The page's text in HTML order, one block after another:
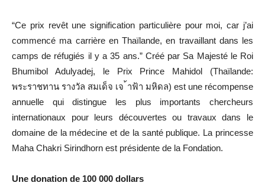
“Ce prix revêt une signification particulière pour moi, car j’ai
commencé ma carrière en Thaïlande, en travaillant dans les
camps de réfugiés il y a 35 ans.” Créé par Sa Majesté le Roi
Bhumibol Adulyadej, le Prix Prince Mahidol (Thaïlande:
พระราชทาน รางวัล สมเด็จ เจ ้าฟ้า มหิดล) est une récompense
annuelle qui distingue les plus importants chercheurs
internationaux pour leurs découvertes ou travaux dans le
domaine de la médecine et de la santé publique. La princesse
Maha Chakri Sirindhorn est présidente de la Fondation.
Une donation de 100 000 dollars